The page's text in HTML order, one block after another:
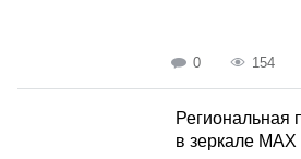
0 154
Региональная
в зеркале MAX